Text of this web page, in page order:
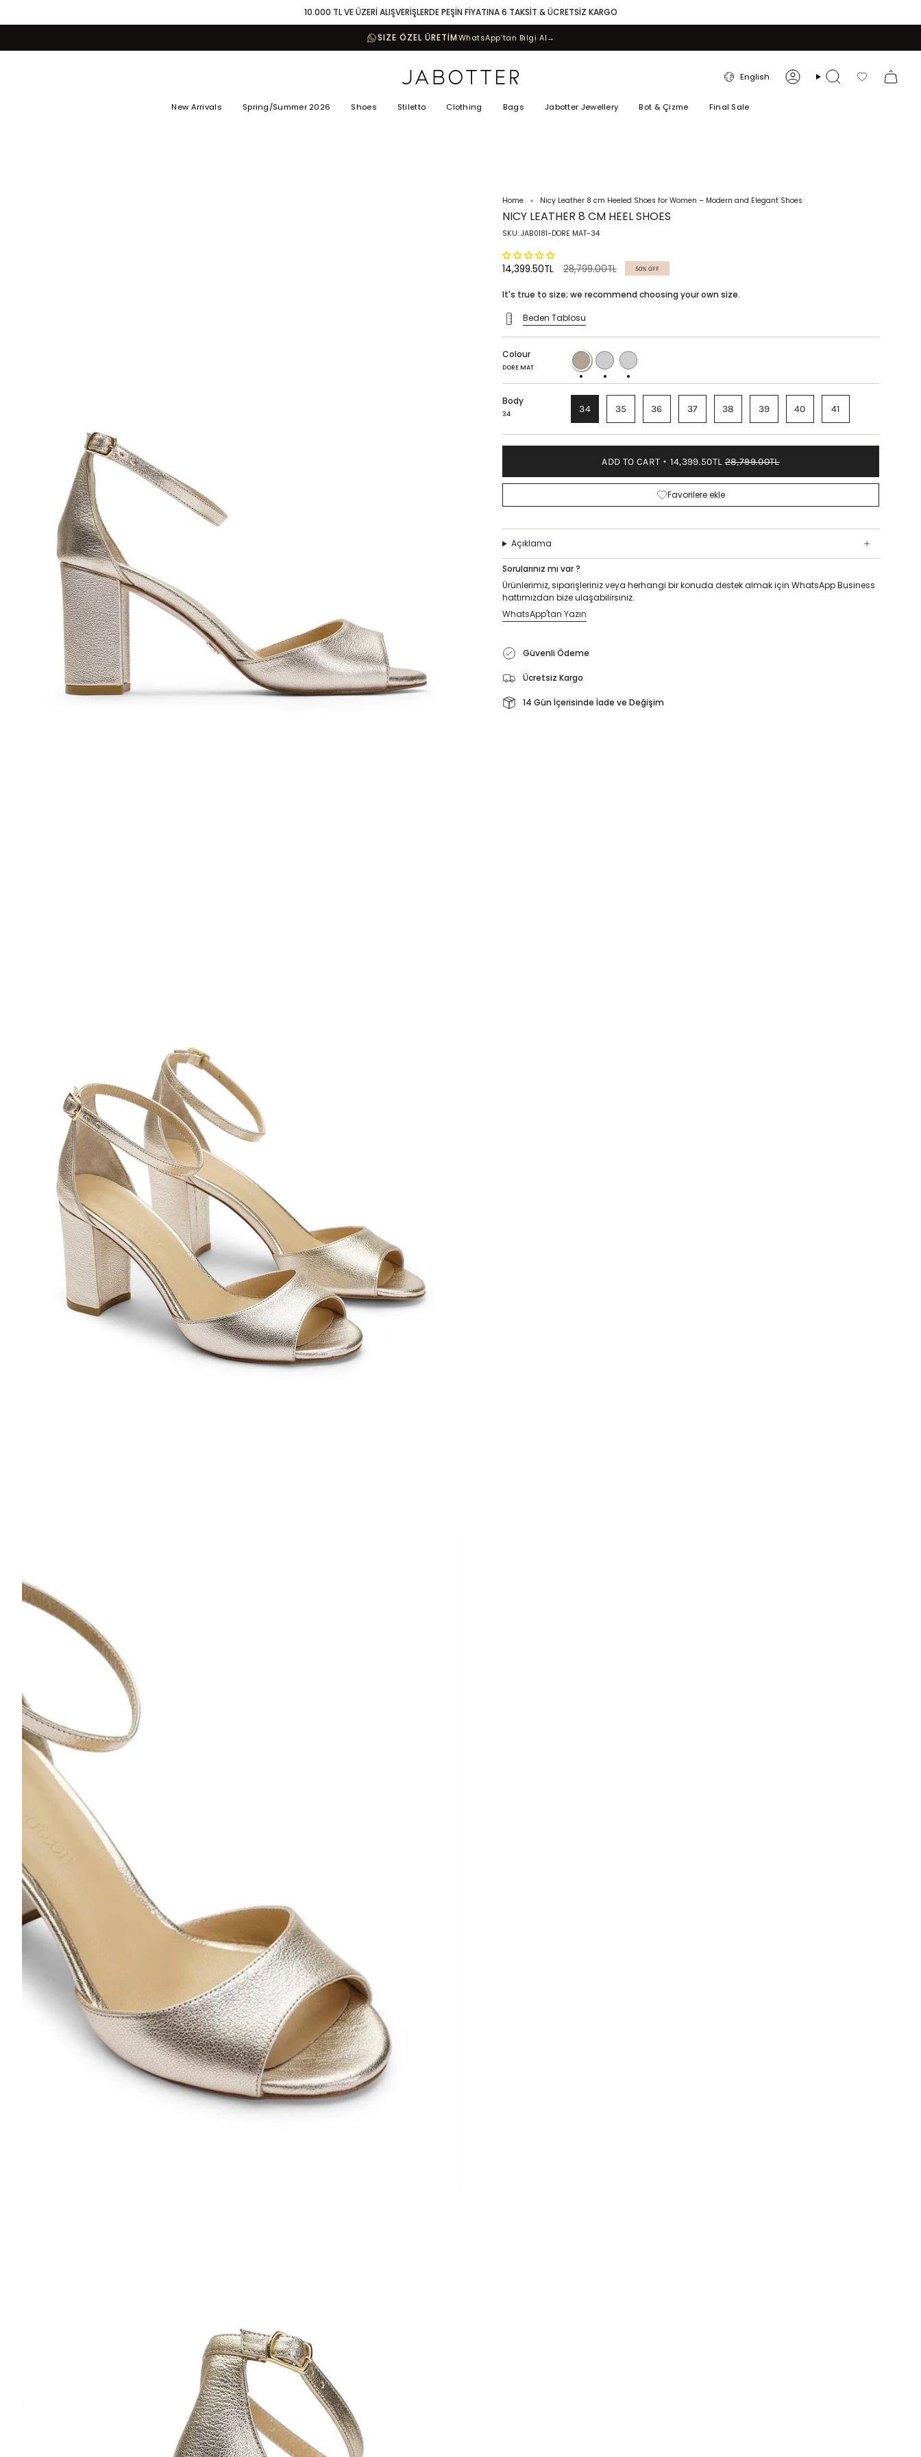
10.000 TL VE ÜZERİ ALIŞVERİŞLERDE PEŞİN FİYATINA 6 TAKSİT & ÜCRETSİZ KARGO
SIZE ÖZEL ÜRETİMWhatsApp’tan Bilgi Al→
LANGUAGE
English AccountSearch Favorilerim
New Arrivals Spring/Summer 2026 Shoes Stiletto Clothing Bags Jabotter Jewellery Bot & Çizme Final Sale
Home Nicy Leather 8 cm Heeled Shoes for Women – Modern and Elegant Shoes
NICY LEATHER 8 CM HEEL SHOES
SKU: JAB0181-DORE MAT-34
14,399.50TL
Regular
28,799.00TL 50% OFF
It's true to size; we recommend choosing your own size.
Beden Tablosu
Colour
DORE MAT
DORE
MAT
COPPER
MAT
LAME
MAT
Body
34 34 35 36 37 38 39 40 41
ADD TO CART 14,399.50TL 28,799.00TL
Favorilere ekle
Açıklama
Sorularınız mı var ?
Ürünlerimiz, siparişleriniz veya herhangi bir konuda destek almak için WhatsApp Business
hattımızdan bize ulaşabilirsiniz.
WhatsApp'tan Yazın
Güvenli Ödeme
Ücretsiz Kargo
14 Gün İçerisinde İade ve Değişim